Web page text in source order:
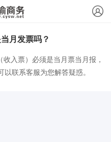
月发票吗？
入票）必须是当月票当月报，
联系客服为您解答疑惑。